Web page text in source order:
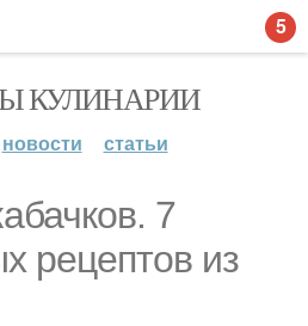
КУЛИНАРИИ
новости статьи
7
рецептов из
5